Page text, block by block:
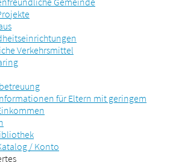
Verkehrsmittel
für Eltern mit geringem
/ Konto